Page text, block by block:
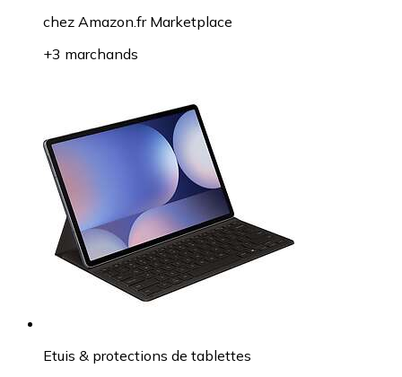
chez Amazon.fr Marketplace
+3 marchands
Etuis & protections de tablettes